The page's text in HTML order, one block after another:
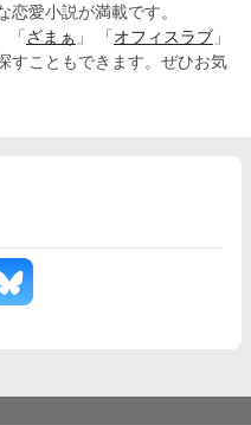
恋愛小説が満載です。
「 ざまぁ 」 「 オフィスラブ 」
すこともできます。ぜひお気